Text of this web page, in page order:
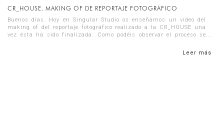
CR_HOUSE. MAKING OF DE REPORTAJE FOTOGRÁFICO
Buenos días. Hoy en Singular Studio os enseñamos un video del
making of del reportaje fotográfico realizado a la CR_HOUSE una
vez ésta ha sido finalizada. Como podéis observar el proceso se
Leer más